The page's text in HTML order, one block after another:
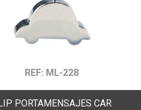
REF: ML-228
PORTAMENSAJES CAR